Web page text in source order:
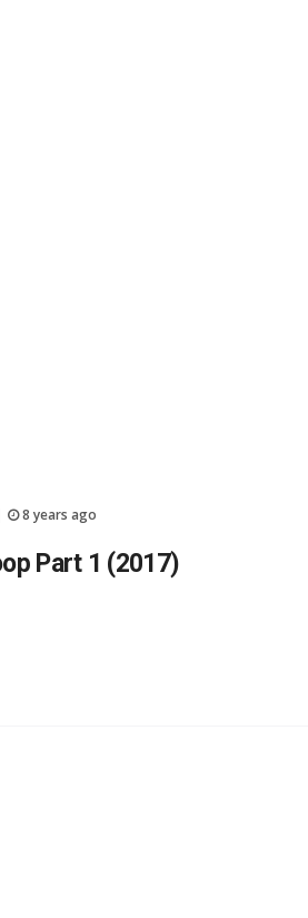
8 years ago
Part 1 (2017)